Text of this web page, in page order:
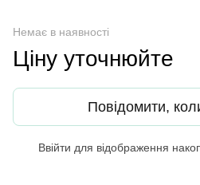
Немає в наявності
Ціну уточнюйте
Повідомити,
Ввійти для відображення